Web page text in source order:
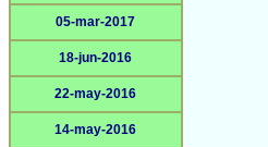
05-mar-2017
18-jun-2016
22-may-2016
14-may-2016